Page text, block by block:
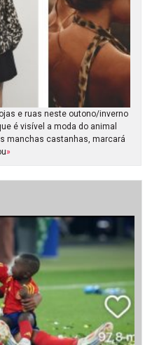
e ruas neste outono/inverno
é visível a moda do animal
manchas castanhas, marcará
»